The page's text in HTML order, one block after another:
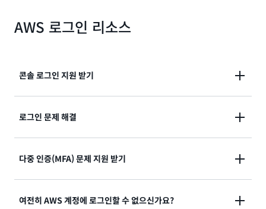
AWS 로그인 리소스
콘솔 로그인 지원 받기
AWS Management Console에 로그인하는 데 도움이
설명서 보기
로그인 문제 해결
로그인을 시도했지만 자격 증명이 작동하지 않았나요?
다중 인증(MFA) 문제 지원 받기
분실했거나 사용할 수 없는 다중 인증(MFA) 디바이스
여전히 AWS 계정에 로그인할 수 없으신가요?